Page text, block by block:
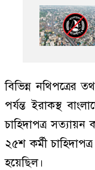
বিভিন্ন
পর্যন্ত ইরাকস্থ
চাহিদাপত্র
২৫শ কর্মী
হয়েছিল।